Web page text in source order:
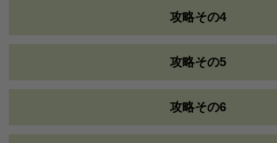
攻略その4
攻略その5
攻略その6